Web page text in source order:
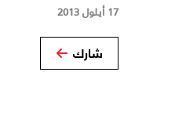
17 أيلول 2013
شارك